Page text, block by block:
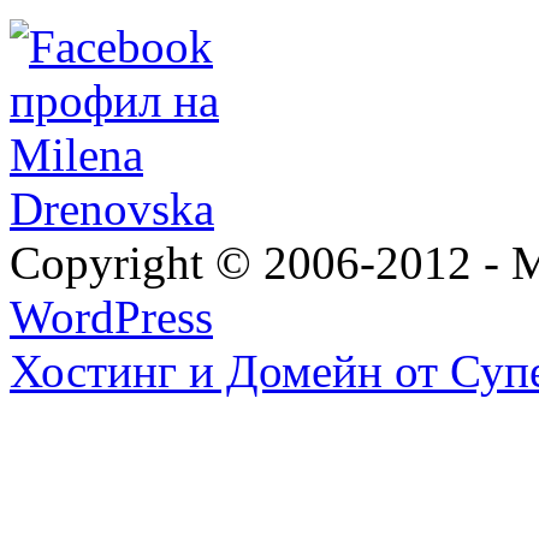
Copyright © 2006-2012 -
WordPress
Хостинг и Домейн от